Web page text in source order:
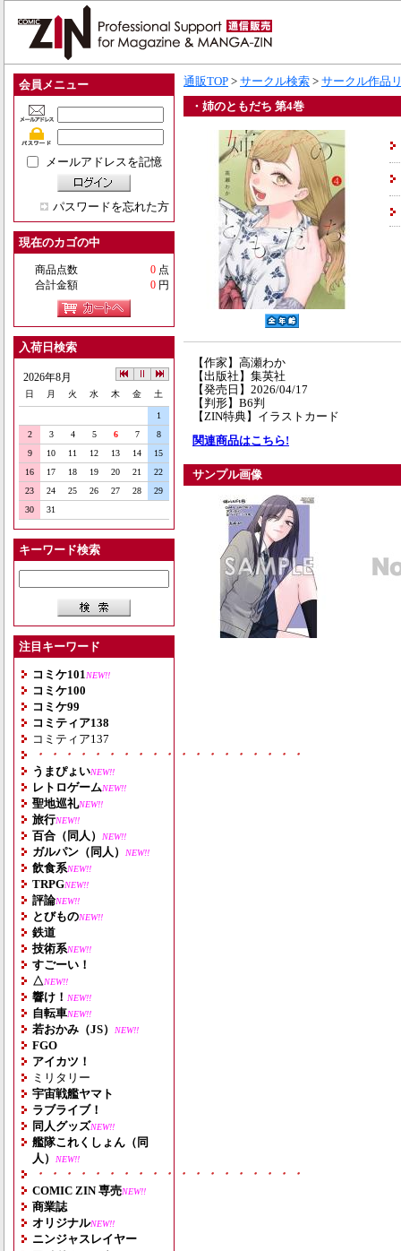
会員メニュー
メールアドレスを記憶
パスワードを忘れた方
現在のカゴの中
商品点数 0 点
合計金額
0 円
入荷日検索
2026年8月
日 月 火 水 木 金 土
1
2
3 4 5 6 7
8
9
10 11 12 13 14
15
16
17 18 19 20 21
22
23
24 25 26 27 28
29
30
31
キーワード検索
注目キーワード
コミケ101 NEW!!
コミケ100
コミケ99
コミティア138
コミティア137
・・・・・・・・・・・・・・・・・・・
うまぴょいNEW!!
レトロゲームNEW!!
聖地巡礼NEW!!
旅行NEW!!
百合（同人） NEW!!
ガルパン（同人） NEW!!
飲食系NEW!!
TRPGNEW!!
評論NEW!!
とびものNEW!!
鉄道
技術系NEW!!
すごーい！
△NEW!!
響け！ NEW!!
自転車NEW!!
若おかみ（JS） NEW!!
FGO
アイカツ！
ミリタリー
宇宙戦艦ヤマト
ラブライブ！
同人グッズNEW!!
艦隊これくしょん（同
人）
NEW!!
・・・・・・・・・・・・・・・・・・・
COMIC ZIN 専売NEW!!
商業誌
オリジナルNEW!!
ニンジャスレイヤー
通販TOP > サークル検索 > サークル作品
・姉のともだち 第4巻
【作家】高瀬わか
【出版社】集英社
【発売日】2026/04/17
【判形】B6判
【ZIN特典】イラストカード
関連商品はこちら!
サンプル画像